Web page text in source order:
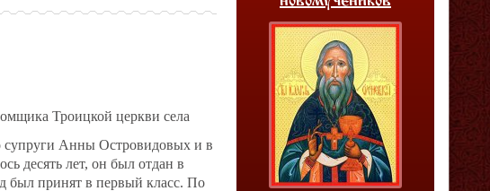
Троицкой церкви села
супруги Анны Островидовых и в
десять лет, он был отдан в
был принят в первый класс. По